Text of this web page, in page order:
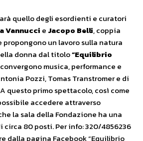
quello degli esordienti e curatori
Vannucci e Jacopo Belli, coppia
un lavoro sulla natura
donna dal titolo“Equilibrio
musica, performance e
Pozzi, Tomas Transtromer e di
questo primo spettacolo, così come
accedere attraverso
la sala della Fondazione ha una
circa 80 posti. Per info: 320/4856236
dalla pagina Facebook “Equilibrio